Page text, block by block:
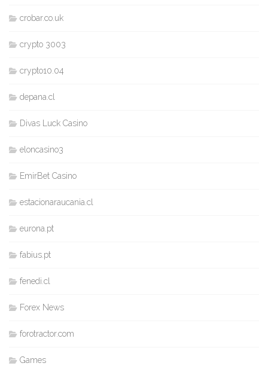
crobar.co.uk
crypto 3003
crypto10.04
depana.cl
Divas Luck Casino
eloncasino3
EmirBet Casino
estacionaraucania.cl
eurona.pt
fabius.pt
fenedi.cl
Forex News
forotractor.com
Games